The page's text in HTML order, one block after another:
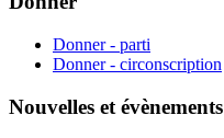
Donner - parti
Donner - circonscription
Nouvelles et évènements